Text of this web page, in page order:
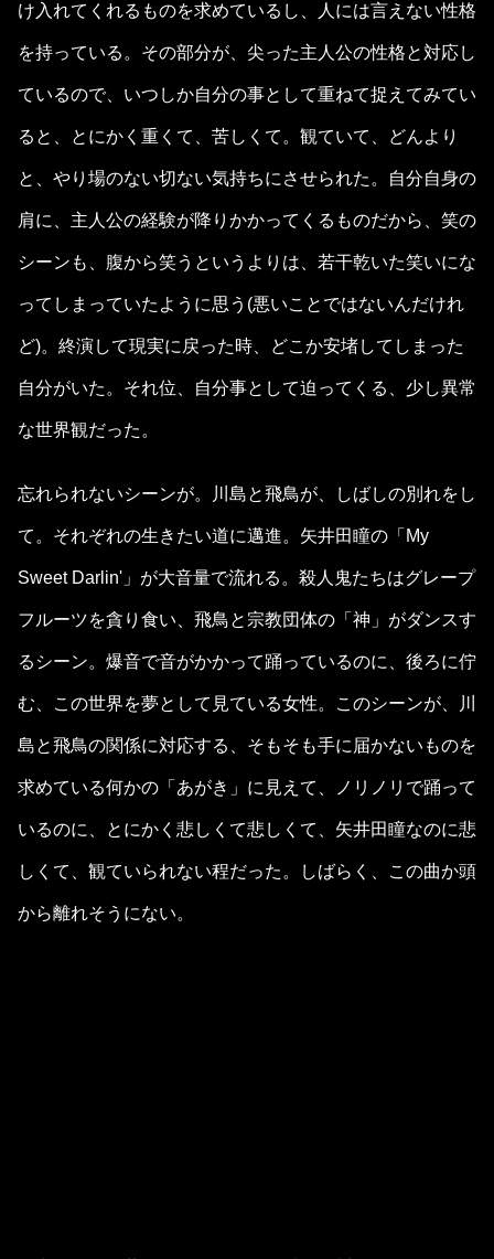
け入れてくれるものを求めているし、人には言えない性格
を持っている。その部分が、尖った主人公の性格と対応し
ているので、いつしか自分の事として重ねて捉えてみてい
ると、とにかく重くて、苦しくて。観ていて、どんより
と、やり場のない切ない気持ちにさせられた。自分自身の
肩に、主人公の経験が降りかかってくるものだから、笑の
シーンも、腹から笑うというよりは、若干乾いた笑いにな
ってしまっていたように思う(悪いことではないんだけれ
ど)。終演して現実に戻った時、どこか安堵してしまった
自分がいた。それ位、自分事として迫ってくる、少し異常
な世界観だった。
忘れられないシーンが。川島と飛鳥が、しばしの別れをし
て。それぞれの生きたい道に邁進。矢井田瞳の「My
Sweet Darlin'」が大音量で流れる。殺人鬼たちはグレープ
フルーツを貪り食い、飛鳥と宗教団体の「神」がダンスす
るシーン。爆音で音がかかって踊っているのに、後ろに佇
む、この世界を夢として見ている女性。このシーンが、川
島と飛鳥の関係に対応する、そもそも手に届かないものを
求めている何かの「あがき」に見えて、ノリノリで踊って
いるのに、とにかく悲しくて悲しくて、矢井田瞳なのに悲
しくて、観ていられない程だった。しばらく、この曲か頭
から離れそうにない。